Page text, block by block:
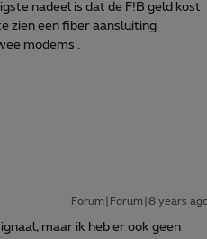
nadeel is dat de F!B geld kost
zien een fiber aansluiting
modems .
Forum|Forum|8 years
maar ik heb er ook geen